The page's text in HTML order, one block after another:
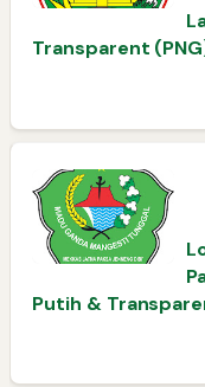
Transparent
Putih &